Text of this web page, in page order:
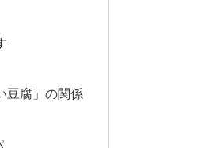
豆腐」の関係